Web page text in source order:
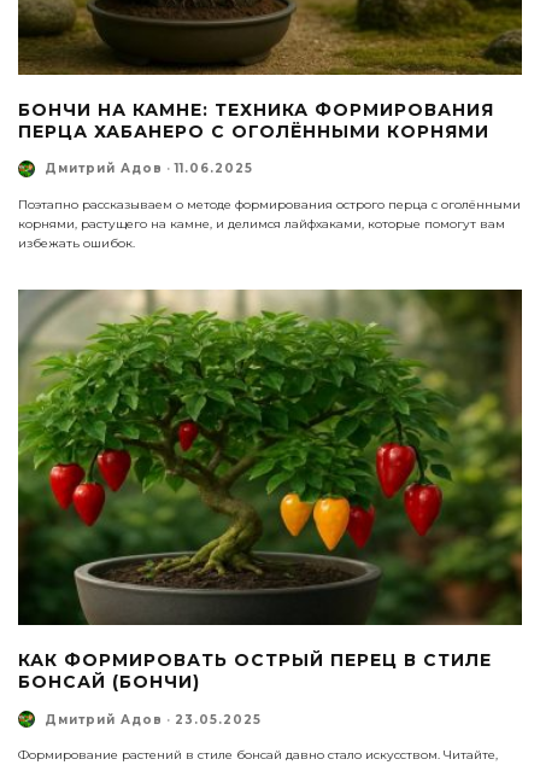
БОНЧИ НА КАМНЕ: ТЕХНИКА ФОРМИРОВАНИЯ
ПЕРЦА ХАБАНЕРО С ОГОЛЁННЫМИ КОРНЯМИ
Дмитрий Адов · 11.06.2025
Поэтапно рассказываем о методе формирования острого перца с оголёнными
корнями, растущего на камне, и делимся лайфхаками, которые помогут вам
избежать ошибок.
КАК ФОРМИРОВАТЬ ОСТРЫЙ ПЕРЕЦ В СТИЛЕ
БОНСАЙ (БОНЧИ)
Дмитрий Адов · 23.05.2025
Формирование растений в стиле бонсай давно стало искусством. Читайте,